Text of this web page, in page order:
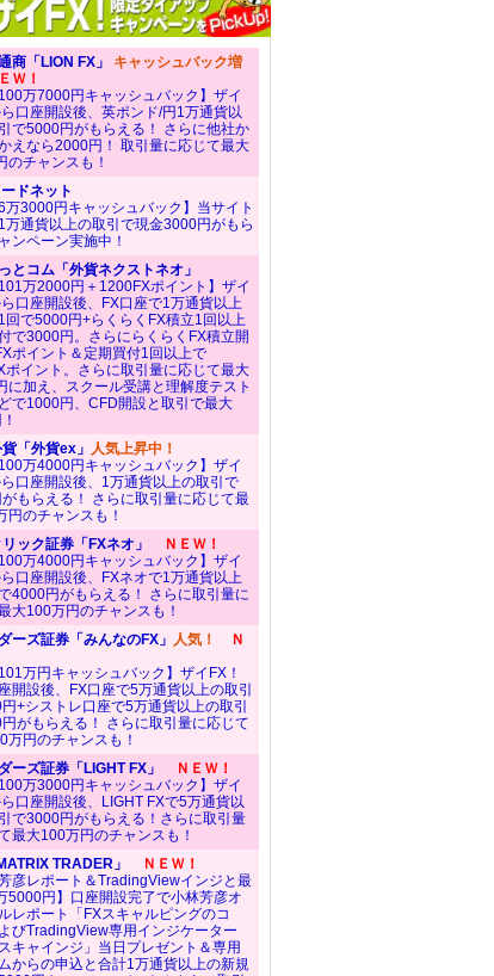
商「LION FX」 キャッシュバック増
！
100万7000円キャッシュバック】ザイ
ら口座開設後、英ポンド/円1万通貨以
で5000円がもらえる！ さらに他社か
えなら2000円！ 取引量に応じて最大
のチャンスも！
ドネット
6万3000円キャッシュバック】当サイト
万通貨以上の取引で現金3000円がもら
ンペーン実施中！
とコム「外貨ネクストネオ」
101万2000円＋1200FXポイント】ザイ
ら口座開設後、FX口座で1万通貨以上
回で5000円+らくらくFX積立1回以上
で3000円。さらにらくらくFX積立開
ポイント＆定期買付1回以上で
ポイント。さらに取引量に応じて最大
に加え、スクール受講と理解度テスト
で1000円、CFD開設と取引で最大
「外貨ex」 人気上昇中！
100万4000円キャッシュバック】ザイ
ら口座開設後、1万通貨以上の取引で
もらえる！ さらに取引量に応じて最
円のチャンスも！
ック証券「FXネオ」
ＮＥＷ！
100万4000円キャッシュバック】ザイ
ら口座開設後、FXネオで1万通貨以上
4000円がもらえる！ さらに取引量に
大100万円のチャンスも！
ーズ証券「みんなのFX」 人気！
Ｎ
101万円キャッシュバック】ザイFX！
開設後、FX口座で5万通貨以上の取引
+シストレ口座で5万通貨以上の取引
がもらえる！ さらに取引量に応じて
万円のチャンスも！
ーズ証券「LIGHT FX」
ＮＥＷ！
100万3000円キャッシュバック】ザイ
口座開設後、LIGHT FXで5万通貨以
で3000円がもらえる！さらに取引量
最大100万円のチャンスも！
TRADER」
ＮＥＷ！
芳彦レポート＆TradingViewインジと最
5000円】口座開設完了で小林芳彦オ
レポート「FXスキャルピングのコ
びTradingView専用インジケーター
スキャインジ」当日プレゼント＆専用
からの申込と合計1万通貨以上の新規